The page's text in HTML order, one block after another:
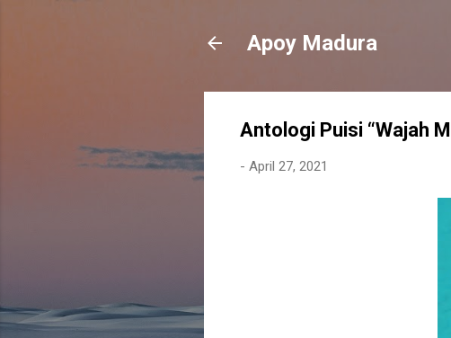
Apoy Madura
Antologi Puisi “Wajah
- April 27, 2021